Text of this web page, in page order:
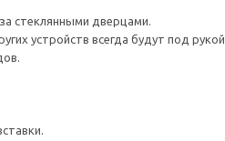
стеклянными дверцами.
устройств всегда будут под